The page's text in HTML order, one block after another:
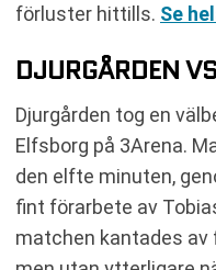
förluster hittills. Se
DJURGÅRDEN
Djurgården tog en
Elfsborg på 3Arena.
den elfte minuten,
fint förarbete av
matchen kantades